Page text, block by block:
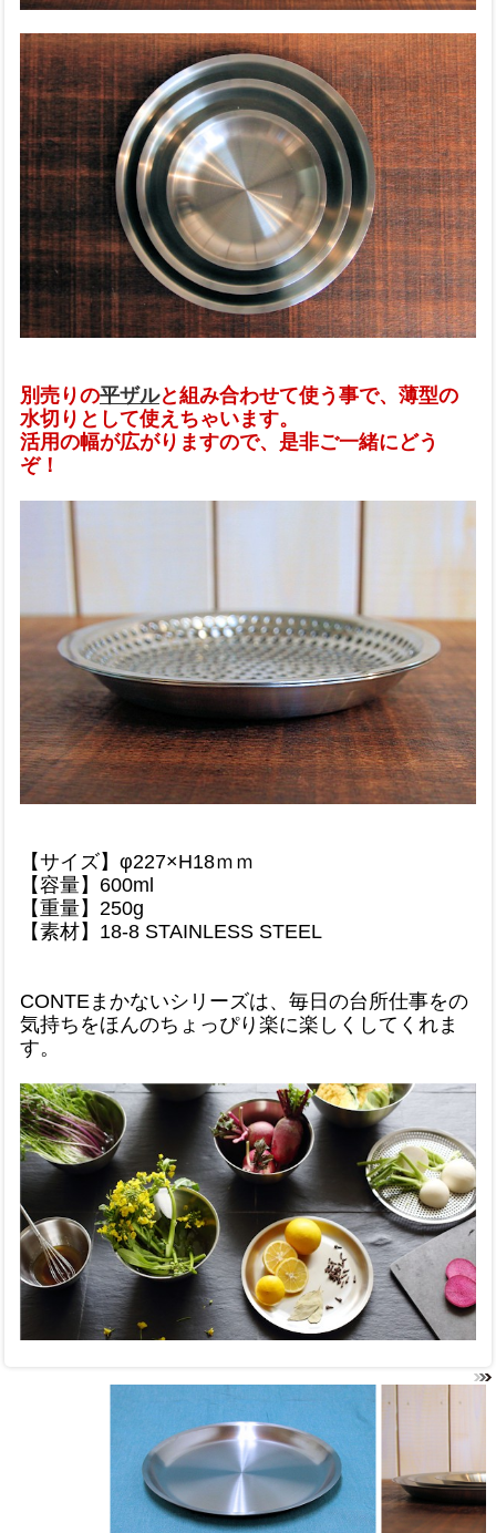
別売りの平ザルと組み合わせて使う事で、薄型の
水切りとして使えちゃいます。
活用の幅が広がりますので、是非ご一緒にどう
ぞ！
【サイズ】φ227×H18ｍｍ
【容量】600ml
【重量】250g
【素材】18-8 STAINLESS STEEL
CONTEまかないシリーズは、毎日の台所仕事をの
気持ちをほんのちょっぴり楽に楽しくしてくれま
す。